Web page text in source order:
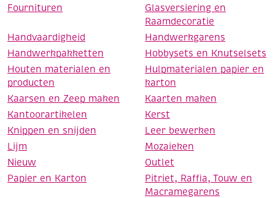
Fournituren
Glasversiering en
Raamdecoratie
Handvaardigheid
Handwerkgarens
Handwerkpakketten
Hobbysets en Knutselsets
Houten materialen en
producten
Hulpmaterialen papier en
karton
Kaarsen en Zeep maken
Kaarten maken
Kantoorartikelen
Kerst
Knippen en snijden
Leer bewerken
Lijm
Mozaieken
Nieuw
Outlet
Papier en Karton
Pitriet, Raffia, Touw en
Macramegarens